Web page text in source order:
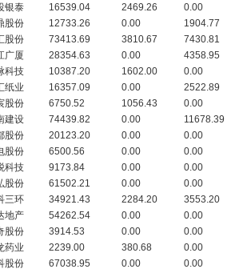
银泰 16539.04 2469.26
0.00
股份 12733.26 0.00
1904.77
股份 73413.69 3810.67
7430.81
广厦 28354.63 0.00
4358.95
科技 10387.20 1602.00
0.00
纸业 16357.09 0.00
2522.89
股份 6750.52 1056.43
0.00
建设 74439.82 0.00
11678.39
股份 20123.20 0.00
0.00
股份 6500.56 0.00
0.00
科技 9173.84 0.00
0.00
股份 61502.21 0.00
0.00
三环 34921.43 2284.20
3553.20
地产 54262.54 0.00
0.00
股份 3914.53 0.00
0.00
药业 2239.00 380.68
0.00
股份 67038.95 0.00
0.00